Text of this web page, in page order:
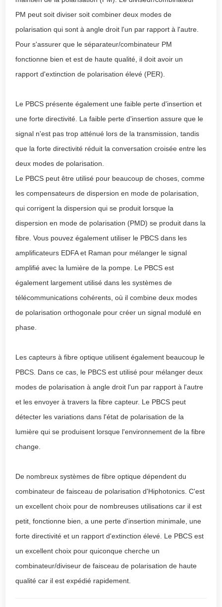
PM peut soit diviser soit combiner deux modes de
polarisation qui sont à angle droit l'un par rapport à l'autre.
Pour s'assurer que le séparateur/combinateur PM
fonctionne bien et est de haute qualité, il doit avoir un
rapport d'extinction de polarisation élevé (PER).
Le PBCS présente également une faible perte d'insertion et
une forte directivité. La faible perte d'insertion assure que le
signal n'est pas trop atténué lors de la transmission, tandis
que la forte directivité réduit la conversation croisée entre les
deux modes de polarisation.
Le PBCS peut être utilisé pour beaucoup de choses, comme
les compensateurs de dispersion en mode de polarisation,
qui corrigent la dispersion qui se produit lorsque la
dispersion en mode de polarisation (PMD) se produit dans la
fibre. Vous pouvez également utiliser le PBCS dans les
amplificateurs EDFA et Raman pour mélanger le signal
amplifié avec la lumière de la pompe. Le PBCS est
également largement utilisé dans les systèmes de
télécommunications cohérents, où il combine deux modes
de polarisation orthogonale pour créer un signal modulé en
phase.
Les capteurs à fibre optique utilisent également beaucoup le
PBCS. Dans ce cas, le PBCS est utilisé pour mélanger deux
modes de polarisation à angle droit l'un par rapport à l'autre
et les envoyer à travers la fibre capteur. Le PBCS peut
détecter les variations dans l'état de polarisation de la
lumière qui se produisent lorsque l'environnement de la fibre
change.
De nombreux systèmes de fibre optique dépendent du
combinateur de faisceau de polarisation d'Hiphotonics. C'est
un excellent choix pour de nombreuses utilisations car il est
petit, fonctionne bien, a une perte d'insertion minimale, une
forte directivité et un rapport d'extinction élevé. Le PBCS est
un excellent choix pour quiconque cherche un
combinateur/diviseur de faisceau de polarisation de haute
qualité car il est expédié rapidement.